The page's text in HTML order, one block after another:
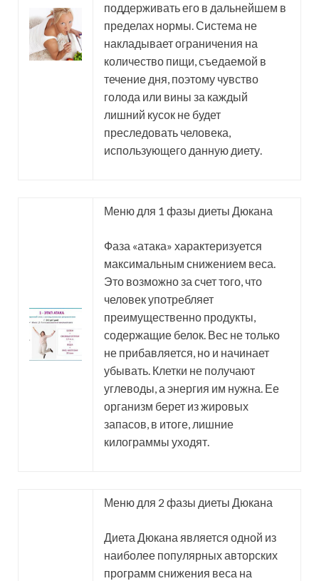
поддерживать его в дальнейшем в
пределах нормы. Система не
накладывает ограничения на
количество пищи, съедаемой в
течение дня, поэтому чувство
голода или вины за каждый
лишний кусок не будет
преследовать человека,
использующего данную диету.
Меню для 1 фазы диеты Дюкана
Фаза «атака» характеризуется
максимальным снижением веса.
Это возможно за счет того, что
человек употребляет
преимущественно продукты,
содержащие белок. Вес не только
не прибавляется, но и начинает
убывать. Клетки не получают
углеводы, а энергия им нужна. Ее
организм берет из жировых
запасов, в итоге, лишние
килограммы уходят.
Меню для 2 фазы диеты Дюкана
Диета Дюкана является одной из
наиболее популярных авторских
программ снижения веса на